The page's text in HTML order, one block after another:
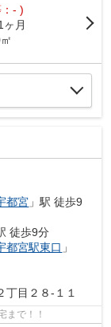
- )
ヶ月
都宮 」駅 徒歩9
徒歩9分
都宮駅東口 」
丁目２８-１１
まで！！